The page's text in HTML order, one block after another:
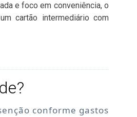
e foco em conveniência, o
cartão intermediário com
conforme gastos